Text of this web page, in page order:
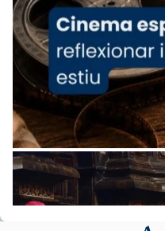
Arquebisbat de
2 weeks ago
«Avui les santes
ajuden a alçar la
Mons. Sergi Gordo,
presidit aquest 27
Santes de Mataró.
🔗tinyurl.com/
📸 J. Merino